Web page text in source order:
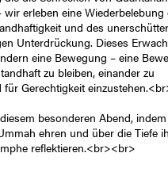
wir erleben eine Wiederbelebung
und des
Unterdrückung. Dieses
eine Bewegung – eine
zu bleiben, einander zu
für Gerechtigkeit
besonderen Abend,
ehren und über die Tiefe
reflektieren.<br><br>